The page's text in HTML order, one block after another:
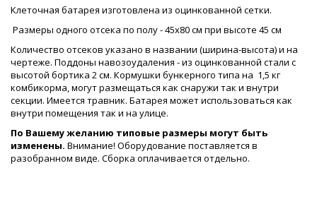
Клеточная батарея изготовлена из оцинкованной сетки.
Размеры одного отсека по полу - 45х80 см при высоте 45 см
Количество отсеков указано в названии (ширина-высота) и на
чертеже. Поддоны навозоудаления - из оцинкованной стали с
высотой бортика 2 см. Кормушки бункерного типа на 1,5 кг
комбикорма, могут размещаться как снаружи так и внутри
секции. Имеется травник. Батарея может использоваться как
внутри помещения так и на улице.
По Вашему желанию типовые размеры могут быть
изменены. Внимание! Оборудование поставляется в
разобранном виде. Сборка оплачивается отдельно.